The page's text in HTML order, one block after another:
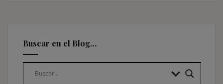
Buscar en el Blog…